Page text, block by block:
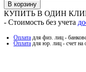
В корзину
КУПИТЬ В ОДИН
- Стоимость без учета
Оплата для физ. лиц -
Оплата для юр. лиц - счет на